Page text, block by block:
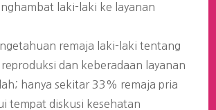
laki-laki ke layanan
remaja laki-laki tentang
dan keberadaan layanan
hanya sekitar 33% remaja pria
tempat diskusi kesehatan